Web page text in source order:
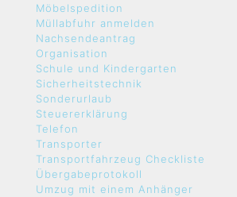
Möbelspedition
Müllabfuhr anmelden
Nachsendeantrag
Organisation
Schule und Kindergarten
Sicherheitstechnik
Sonderurlaub
Steuererklärung
Telefon
Transporter
Transportfahrzeug Checkliste
Übergabeprotokoll
Umzug mit einem Anhänger